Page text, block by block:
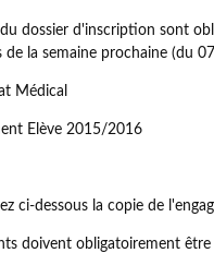
du dossier d'inscription sont
de la semaine prochaine (du
Médical
Elève 2015/2016
ci-dessous la copie de
doivent obligatoirement